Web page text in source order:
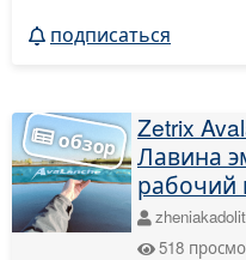
подписаться
Zetrix
Лавина
рабочий
518